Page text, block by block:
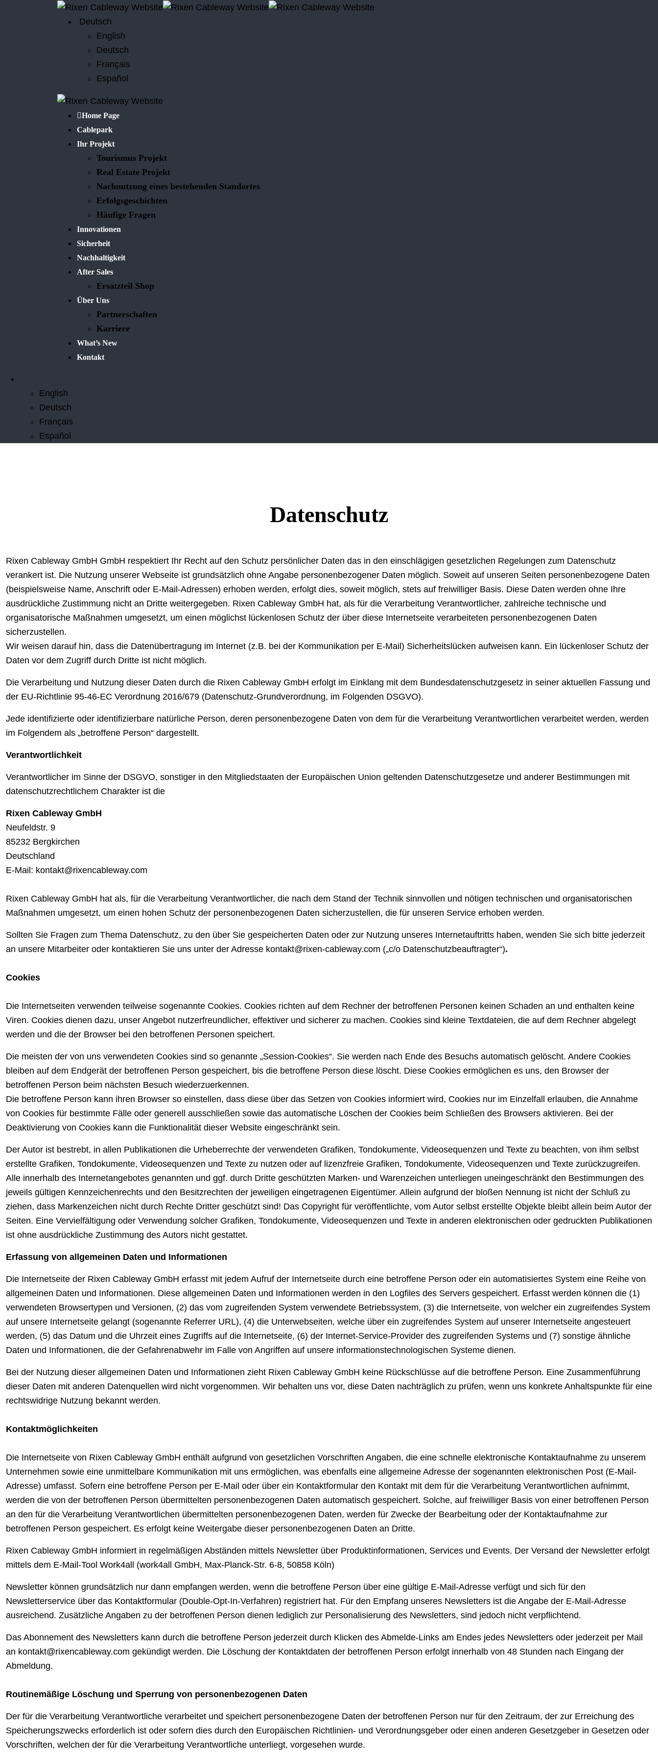
Deutsch
English
Deutsch
Français
Español
Home Page
Cablepark
Ihr Projekt
Tourismus Projekt
Real Estate Projekt
Nachnutzung eines bestehenden Standortes
Erfolgsgeschichten
Häufige Fragen
Innovationen
Sicherheit
Nachhaltigkeit
After Sales
Ersatzteil Shop
Über Uns
Partnerschaften
Karriere
What’s New
Kontakt
English
Deutsch
Français
Español
Datenschutz
Rixen Cableway GmbH GmbH respektiert Ihr Recht auf den Schutz persönlicher Daten das in den einschlägigen gesetzlichen Regelungen zum Datenschutz
verankert ist. Die Nutzung unserer Webseite ist grundsätzlich ohne Angabe personenbezogener Daten möglich. Soweit auf unseren Seiten personenbezogene Daten
(beispielsweise Name, Anschrift oder E-Mail-Adressen) erhoben werden, erfolgt dies, soweit möglich, stets auf freiwilliger Basis. Diese Daten werden ohne Ihre
ausdrückliche Zustimmung nicht an Dritte weitergegeben. Rixen Cableway GmbH hat, als für die Verarbeitung Verantwortlicher, zahlreiche technische und
organisatorische Maßnahmen umgesetzt, um einen möglichst lückenlosen Schutz der über diese Internetseite verarbeiteten personenbezogenen Daten
sicherzustellen.
Wir weisen darauf hin, dass die Datenübertragung im Internet (z.B. bei der Kommunikation per E-Mail) Sicherheitslücken aufweisen kann. Ein lückenloser Schutz der
Daten vor dem Zugriff durch Dritte ist nicht möglich.
Die Verarbeitung und Nutzung dieser Daten durch die Rixen Cableway GmbH erfolgt im Einklang mit dem Bundesdatenschutzgesetz in seiner aktuellen Fassung und
der EU-Richtlinie 95-46-EC Verordnung 2016/679 (Datenschutz-Grundverordnung, im Folgenden DSGVO).
Jede identifizierte oder identifizierbare natürliche Person, deren personenbezogene Daten von dem für die Verarbeitung Verantwortlichen verarbeitet werden, werden
im Folgendem als „betroffene Person“ dargestellt.
Verantwortlichkeit
Verantwortlicher im Sinne der DSGVO, sonstiger in den Mitgliedstaaten der Europäischen Union geltenden Datenschutzgesetze und anderer Bestimmungen mit
datenschutzrechtlichem Charakter ist die
Rixen Cableway GmbH
Neufeldstr. 9
85232 Bergkirchen
Deutschland
E-Mail: kontakt@rixencableway.com
Rixen Cableway GmbH hat als, für die Verarbeitung Verantwortlicher, die nach dem Stand der Technik sinnvollen und nötigen technischen und organisatorischen
Maßnahmen umgesetzt, um einen hohen Schutz der personenbezogenen Daten sicherzustellen, die für unseren Service erhoben werden.
Sollten Sie Fragen zum Thema Datenschutz, zu den über Sie gespeicherten Daten oder zur Nutzung unseres Internetauftritts haben, wenden Sie sich bitte jederzeit
an unsere Mitarbeiter oder kontaktieren Sie uns unter der Adresse kontakt@rixen-cableway.com („c/o Datenschutzbeauftragter“).
Cookies
Die Internetseiten verwenden teilweise sogenannte Cookies. Cookies richten auf dem Rechner der betroffenen Personen keinen Schaden an und enthalten keine
Viren. Cookies dienen dazu, unser Angebot nutzerfreundlicher, effektiver und sicherer zu machen. Cookies sind kleine Textdateien, die auf dem Rechner abgelegt
werden und die der Browser bei den betroffenen Personen speichert.
Die meisten der von uns verwendeten Cookies sind so genannte „Session-Cookies“. Sie werden nach Ende des Besuchs automatisch gelöscht. Andere Cookies
bleiben auf dem Endgerät der betroffenen Person gespeichert, bis die betroffene Person diese löscht. Diese Cookies ermöglichen es uns, den Browser der
betroffenen Person beim nächsten Besuch wiederzuerkennen.
Die betroffene Person kann ihren Browser so einstellen, dass diese über das Setzen von Cookies informiert wird, Cookies nur im Einzelfall erlauben, die Annahme
von Cookies für bestimmte Fälle oder generell ausschließen sowie das automatische Löschen der Cookies beim Schließen des Browsers aktivieren. Bei der
Deaktivierung von Cookies kann die Funktionalität dieser Website eingeschränkt sein.
Der Autor ist bestrebt, in allen Publikationen die Urheberrechte der verwendeten Grafiken, Tondokumente, Videosequenzen und Texte zu beachten, von ihm selbst
erstellte Grafiken, Tondokumente, Videosequenzen und Texte zu nutzen oder auf lizenzfreie Grafiken, Tondokumente, Videosequenzen und Texte zurückzugreifen.
Alle innerhalb des Internetangebotes genannten und ggf. durch Dritte geschützten Marken- und Warenzeichen unterliegen uneingeschränkt den Bestimmungen des
jeweils gültigen Kennzeichenrechts und den Besitzrechten der jeweiligen eingetragenen Eigentümer. Allein aufgrund der bloßen Nennung ist nicht der Schluß zu
ziehen, dass Markenzeichen nicht durch Rechte Dritter geschützt sind! Das Copyright für veröffentlichte, vom Autor selbst erstellte Objekte bleibt allein beim Autor der
Seiten. Eine Vervielfältigung oder Verwendung solcher Grafiken, Tondokumente, Videosequenzen und Texte in anderen elektronischen oder gedruckten Publikationen
ist ohne ausdrückliche Zustimmung des Autors nicht gestattet.
Erfassung von allgemeinen Daten und Informationen
Die Internetseite der Rixen Cableway GmbH erfasst mit jedem Aufruf der Internetseite durch eine betroffene Person oder ein automatisiertes System eine Reihe von
allgemeinen Daten und Informationen. Diese allgemeinen Daten und Informationen werden in den Logfiles des Servers gespeichert. Erfasst werden können die (1)
verwendeten Browsertypen und Versionen, (2) das vom zugreifenden System verwendete Betriebssystem, (3) die Internetseite, von welcher ein zugreifendes System
auf unsere Internetseite gelangt (sogenannte Referrer URL), (4) die Unterwebseiten, welche über ein zugreifendes System auf unserer Internetseite angesteuert
werden, (5) das Datum und die Uhrzeit eines Zugriffs auf die Internetseite, (6) der Internet-Service-Provider des zugreifenden Systems und (7) sonstige ähnliche
Daten und Informationen, die der Gefahrenabwehr im Falle von Angriffen auf unsere informationstechnologischen Systeme dienen.
Bei der Nutzung dieser allgemeinen Daten und Informationen zieht Rixen Cableway GmbH keine Rückschlüsse auf die betroffene Person. Eine Zusammenführung
dieser Daten mit anderen Datenquellen wird nicht vorgenommen. Wir behalten uns vor, diese Daten nachträglich zu prüfen, wenn uns konkrete Anhaltspunkte für eine
rechtswidrige Nutzung bekannt werden.
Kontaktmöglichkeiten
Die Internetseite von Rixen Cableway GmbH enthält aufgrund von gesetzlichen Vorschriften Angaben, die eine schnelle elektronische Kontaktaufnahme zu unserem
Unternehmen sowie eine unmittelbare Kommunikation mit uns ermöglichen, was ebenfalls eine allgemeine Adresse der sogenannten elektronischen Post (E-Mail-
Adresse) umfasst. Sofern eine betroffene Person per E-Mail oder über ein Kontaktformular den Kontakt mit dem für die Verarbeitung Verantwortlichen aufnimmt,
werden die von der betroffenen Person übermittelten personenbezogenen Daten automatisch gespeichert. Solche, auf freiwilliger Basis von einer betroffenen Person
an den für die Verarbeitung Verantwortlichen übermittelten personenbezogenen Daten, werden für Zwecke der Bearbeitung oder der Kontaktaufnahme zur
betroffenen Person gespeichert. Es erfolgt keine Weitergabe dieser personenbezogenen Daten an Dritte.
Rixen Cableway GmbH informiert in regelmäßigen Abständen mittels Newsletter über Produktinformationen, Services und Events. Der Versand der Newsletter erfolgt
mittels dem E-Mail-Tool Work4all (work4all GmbH, Max-Planck-Str. 6-8, 50858 Köln)
Newsletter können grundsätzlich nur dann empfangen werden, wenn die betroffene Person über eine gültige E-Mail-Adresse verfügt und sich für den
Newsletterservice über das Kontaktformular (Double-Opt-In-Verfahren) registriert hat. Für den Empfang unseres Newsletters ist die Angabe der E-Mail-Adresse
ausreichend. Zusätzliche Angaben zu der betroffenen Person dienen lediglich zur Personalisierung des Newsletters, sind jedoch nicht verpflichtend.
Das Abonnement des Newsletters kann durch die betroffene Person jederzeit durch Klicken des Abmelde-Links am Endes jedes Newsletters oder jederzeit per Mail
an kontakt@rixencableway.com gekündigt werden. Die Löschung der Kontaktdaten der betroffenen Person erfolgt innerhalb von 48 Stunden nach Eingang der
Abmeldung.
Routinemäßige Löschung und Sperrung von personenbezogenen Daten
Der für die Verarbeitung Verantwortliche verarbeitet und speichert personenbezogene Daten der betroffenen Person nur für den Zeitraum, der zur Erreichung des
Speicherungszwecks erforderlich ist oder sofern dies durch den Europäischen Richtlinien- und Verordnungsgeber oder einen anderen Gesetzgeber in Gesetzen oder
Vorschriften, welchen der für die Verarbeitung Verantwortliche unterliegt, vorgesehen wurde.